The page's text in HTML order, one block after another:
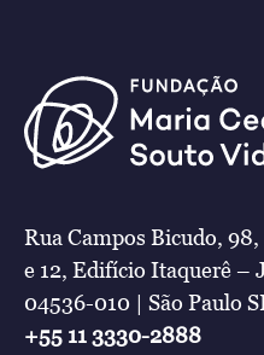
Rua Campos Bicudo, 98,
e 12, Edifício Itaquerê –
04536-010 | São Paulo
+55 11 3330-2888